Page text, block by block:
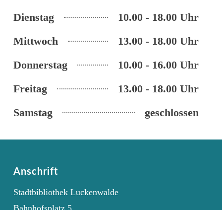
Dienstag
10.00 - 18.00 Uhr
Mittwoch
13.00 - 18.00 Uhr
Donnerstag
10.00 - 16.00 Uhr
Freitag
13.00 - 18.00 Uhr
Samstag
geschlossen
Anschrift
Stadtbibliothek Luckenwalde
Bahnhofsplatz 5